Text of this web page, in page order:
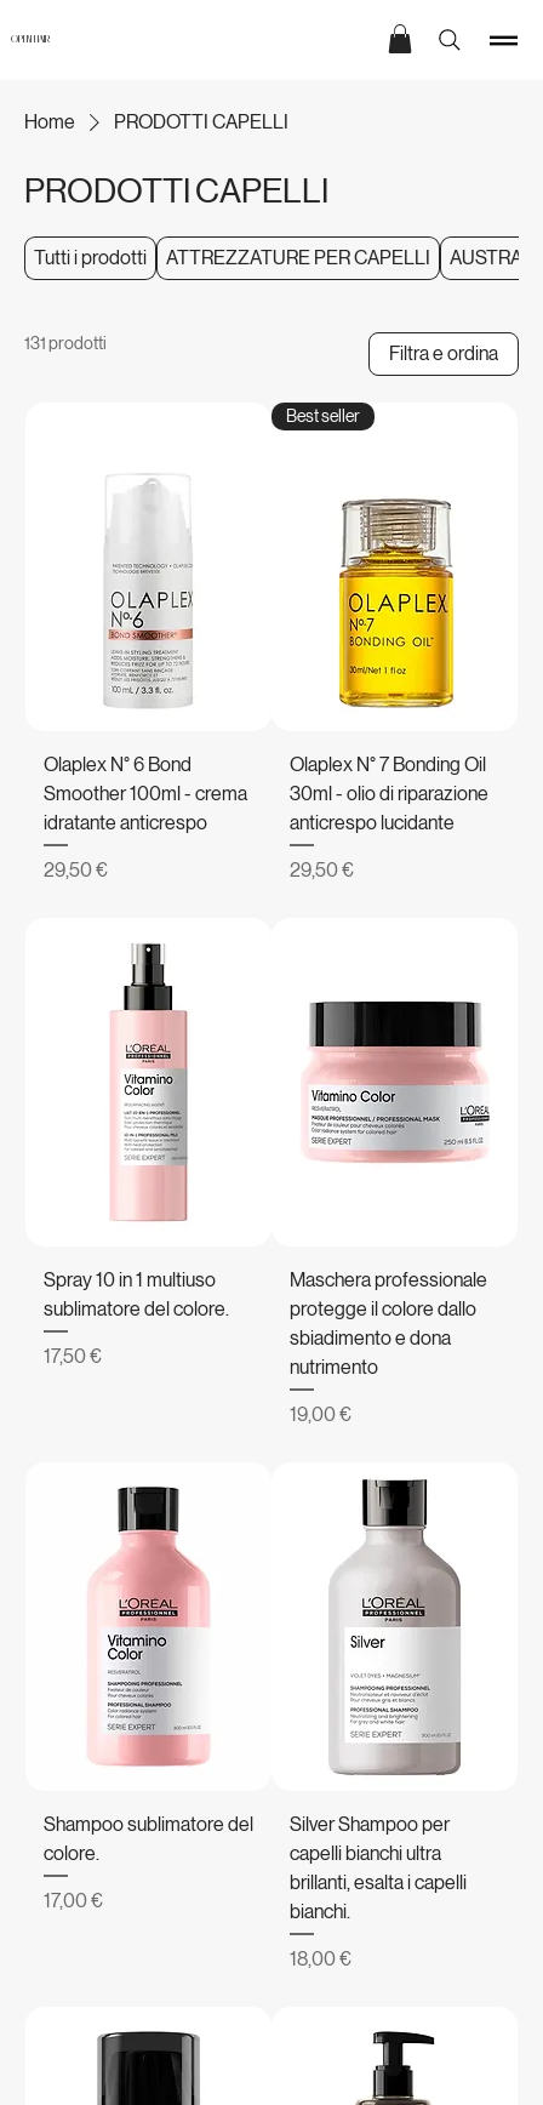
OPEN HAIR
Home PRODOTTI CAPELLI
PRODOTTI CAPELLI
Tutti i prodotti ATTREZZATURE PER CAPELLI
131 prodotti Filtra e ordina
Olaplex N° 6 Bond
Smoother 100ml - crema
idratante anticrespo
Prezzo
29,50 €
Best seller
Olaplex N° 7 Bonding Oil
30ml - olio di riparazione
anticrespo lucidante
Prezzo
29,50 €
Spray 10 in 1 multiuso
sublimatore del colore.
Prezzo
17,50 €
Maschera professionale
protegge il colore dallo
sbiadimento e dona
nutrimento
Prezzo
19,00 €
Shampoo sublimatore del
colore.
Prezzo
17,00 €
Silver Shampoo per
capelli bianchi ultra
brillanti, esalta i capelli
bianchi.
Prezzo
18,00 €